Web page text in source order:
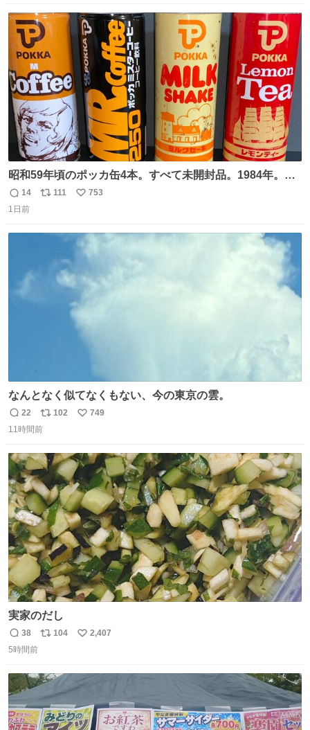
ト
数
数
昭和59年頃のポッカ缶4本。すべて未開封品。1984年。P
マーク。昭和レトロ！
返
信
14
リ
111
い
数
753
1日前
なんとなく似てなくもない、今の東京の雲。
返
信
22
リ
ポ
ト
数
102
い
数
749
11時間前
実家のだし
返
信
38
リ
ト
数
104
い
数
2,407
5時間前